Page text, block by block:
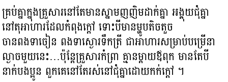
គ្រប់គ្នាក្នុងគ្រួសារនៅតែមានស្នាមញញិមដាក់គ្នា អង្គុយជុំគ្នា
នៅតុអាហារដែលកំពុងក្ដៅ ទោះបីមានម្ហូបតិចតួច
ចានពងទាចៀន ពងទាស្ងោរទឹកត្រី ជាអាហារសម្រាប់បម្រើនា
ល្ងាចមួយនេះ…ប៉ុន្ដែគ្រួសារកំព្រា គ្មានម្ដាយឪពុក មានតែបី
នាក់បងប្អូន ពួកគេនៅតែរស់នៅជុំគ្នាដោយកក់ក្ដៅ ។